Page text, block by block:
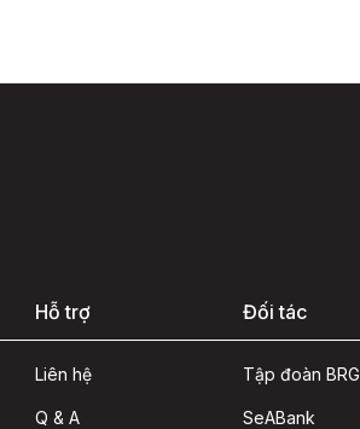
Hỗ trợ
Liên hệ
Q & A
Đối tác
Tập đoàn BRG
SeABank